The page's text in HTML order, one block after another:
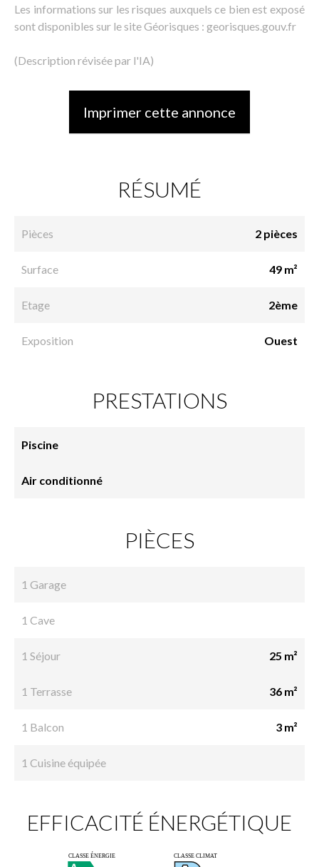
Les informations sur les risques auxquels ce bien est exposé
sont disponibles sur le site Géorisques : georisques.gouv.fr
(Description révisée par l'IA)
Imprimer cette annonce
RÉSUMÉ
Pièces 2 pièces
Surface 49 m²
Etage 2ème
Exposition Ouest
PRESTATIONS
Piscine
Air conditionné
PIÈCES
1 Garage
1 Cave
1 Séjour 25 m²
1 Terrasse 36 m²
1 Balcon 3 m²
1 Cuisine équipée
EFFICACITÉ ÉNERGÉTIQUE